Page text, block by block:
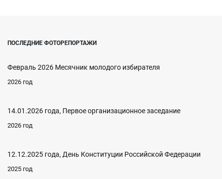
ПОСЛЕДНИЕ ФОТОРЕПОРТАЖИ
Февраль 2026 Месячник молодого избирателя
2026 год
14.01.2026 года, Первое организационное заседание
2026 год
12.12.2025 года, День Конституции Российской Федерации
2025 год